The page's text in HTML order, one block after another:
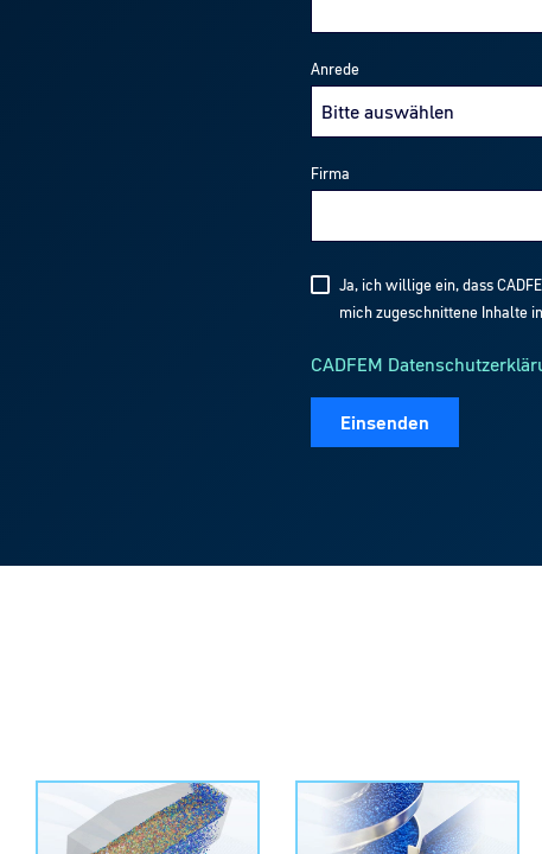
Anrede
Firma
Ja, ich willige ein, dass
mich zugeschnittene Inhalte
CADFEM